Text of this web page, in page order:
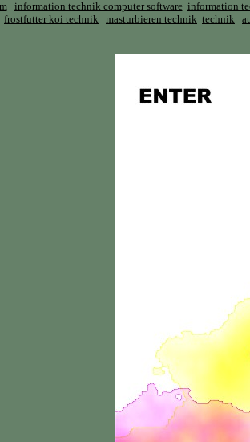
information technik computer software information
frostfutter koi technik masturbieren technik technik